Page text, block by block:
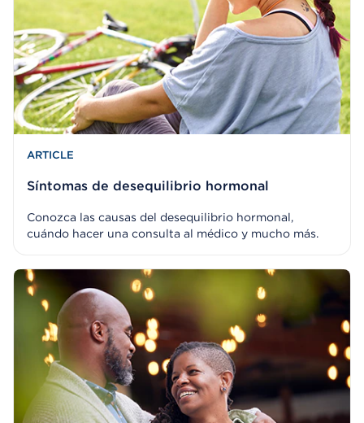
ARTICLE
Síntomas de desequilibrio hormonal
Conozca las causas del desequilibrio hormonal,
cuándo hacer una consulta al médico y mucho más.